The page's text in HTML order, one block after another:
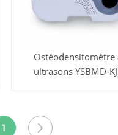
les produits
Ostéodensitomètre
ultrasons YSBMD-
1